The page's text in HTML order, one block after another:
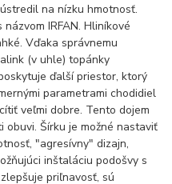
na nízku hmotnosť.
IRFAN. Hliníkové
Vďaka správnemu
(v uhle) topánky
ďalší priestor, ktorý
parametrami chodidiel
veľmi dobre. Tento dojem
Šírku je možné nastaviť
"agresívny" dizajn,
inštaláciu podošvy s
priľnavosť, sú